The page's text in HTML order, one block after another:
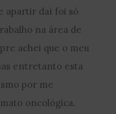
apartir daí foi só
na área de
achei que o meu
entretanto esta
por me
oncológica.